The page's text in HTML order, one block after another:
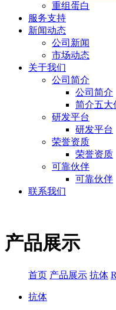
重组蛋白
服务支持
新闻动态
公司新闻
市场动态
关于我们
公司简介
公司简介
简介五大
研发平台
研发平台
荣誉资质
荣誉资质
可靠伙伴
可靠伙伴
联系我们
产品展示
首页 产品展示 抗体
抗体